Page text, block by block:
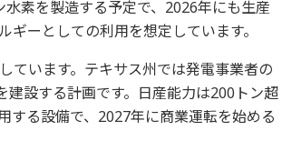
素を製造する予定で、2026年にも生産
ーとしての利用を想定しています。
ています。テキサス州では発電事業者の
設する計画です。日産能力は200トン超
する設備で、2027年に商業運転を始める